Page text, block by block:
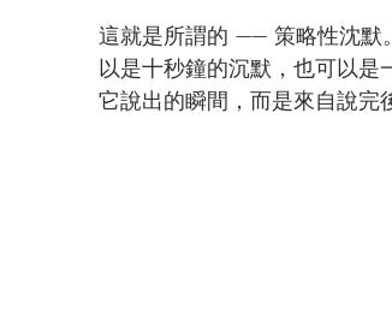
這就是所謂的 —— 策略性沈默
以是十秒鐘的沉默，也可以是
它說出的瞬間，而是來自說完